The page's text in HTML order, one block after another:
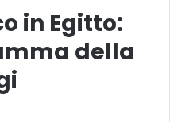
in Egitto:
della